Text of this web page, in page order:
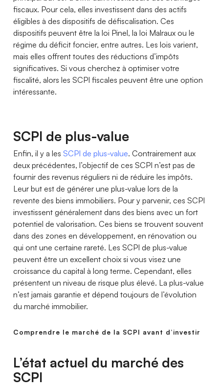
fiscaux. Pour cela, elles investissent dans des actifs
éligibles à des dispositifs de défiscalisation. Ces
dispositifs peuvent être la loi Pinel, la loi Malraux ou le
régime du déficit foncier, entre autres. Les lois varient,
mais elles offrent toutes des réductions d’impôts
significatives. Si vous cherchez à optimiser votre
fiscalité, alors les SCPI fiscales peuvent être une option
intéressante.
SCPI de plus-value
Enfin, il y a les SCPI de plus-value. Contrairement aux
deux précédentes, l’objectif de ces SCPI n’est pas de
fournir des revenus réguliers ni de réduire les impôts.
Leur but est de générer une plus-value lors de la
revente des biens immobiliers. Pour y parvenir, ces SCPI
investissent généralement dans des biens avec un fort
potentiel de valorisation. Ces biens se trouvent souvent
dans des zones en développement, en rénovation ou
qui ont une certaine rareté. Les SCPI de plus-value
peuvent être un excellent choix si vous visez une
croissance du capital à long terme. Cependant, elles
présentent un niveau de risque plus élevé. La plus-value
n’est jamais garantie et dépend toujours de l’évolution
du marché immobilier.
Comprendre le marché de la SCPI avant d’investir
L’état actuel du marché des
SCPI